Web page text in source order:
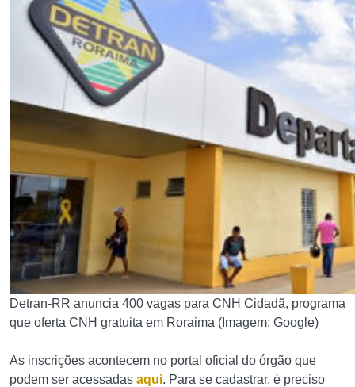
Detran-RR anuncia 400 vagas para CNH Cidadã, programa
que oferta CNH gratuita em Roraima (Imagem: Google)
As inscrições acontecem no portal oficial do órgão que
podem ser acessadas aqui. Para se cadastrar, é preciso